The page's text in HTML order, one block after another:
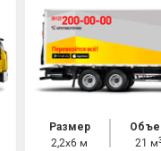
Размер
2,2x6 м
21 м